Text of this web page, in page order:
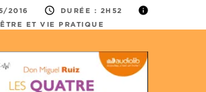
2016 access_time DURÉE : 2H52 info
ET VIE PRATIQUE